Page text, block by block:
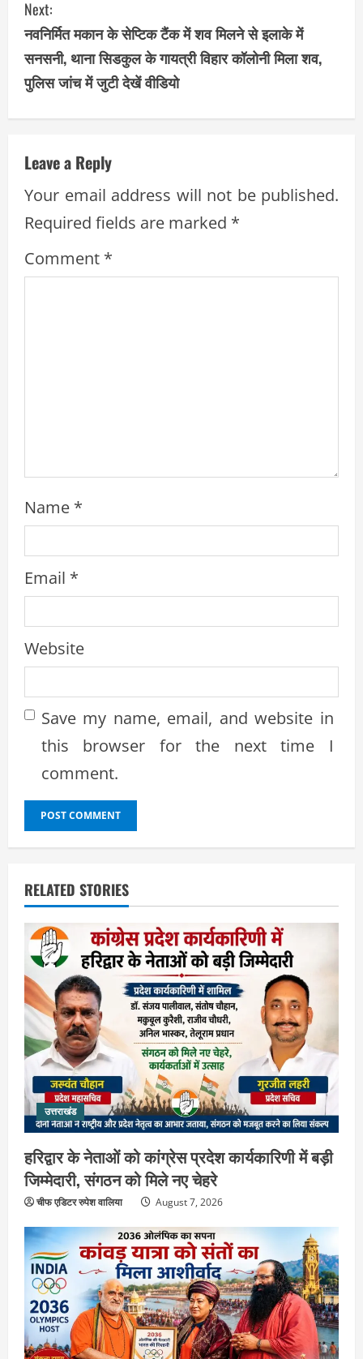
i
n
R
e
a
d
Next:
नवनिर्मित मकान के सेप्टिक टैंक में शव मिलने से इलाके में
सनसनी, थाना सिडकुल के गायत्री विहार कॉलोनी मिला शव,
पुलिस जांच में जुटी देखें वीडियो
Leave a Reply
Your email address will not be published.
Required fields are marked *
Comment *
Name *
Email *
Website
Save my name, email, and website in
this browser for the next time I
comment.
RELATED STORIES
उत्तराखंड
हरिद्वार के नेताओं को कांग्रेस प्रदेश कार्यकारिणी में बड़ी
जिम्मेदारी, संगठन को मिले नए चेहरे
चीफ एडिटर रुपेश वालिया August 7, 2026
2
उत्तराखंड
2036 ओलंपिक का सपना लेकर निकलेगी
कांवड़ यात्रा, संतों ने दिया विजयी भव का
आशीर्वाद
August 6, 2026